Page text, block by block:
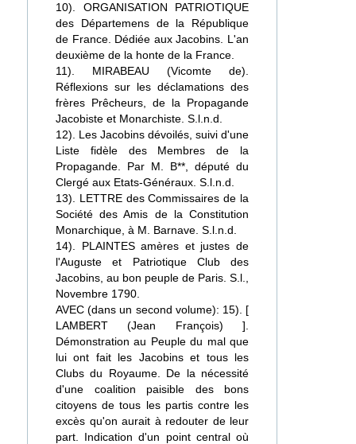
10). ORGANISATION PATRIOTIQUE
des Départemens de la République
de France. Dédiée aux Jacobins. L'an
deuxième de la honte de la France.
11). MIRABEAU (Vicomte de).
Réflexions sur les déclamations des
frères Prêcheurs, de la Propagande
Jacobiste et Monarchiste. S.l.n.d.
12). Les Jacobins dévoilés, suivi d'une
Liste fidèle des Membres de la
Propagande. Par M. B**, député du
Clergé aux Etats-Généraux. S.l.n.d.
13). LETTRE des Commissaires de la
Société des Amis de la Constitution
Monarchique, à M. Barnave. S.l.n.d.
14). PLAINTES amères et justes de
l'Auguste et Patriotique Club des
Jacobins, au bon peuple de Paris. S.l.,
Novembre 1790.
AVEC (dans un second volume): 15). [
LAMBERT (Jean François) ].
Démonstration au Peuple du mal que
lui ont fait les Jacobins et tous les
Clubs du Royaume. De la nécessité
d'une coalition paisible des bons
citoyens de tous les partis contre les
excès qu'on aurait à redouter de leur
part. Indication d'un point central où